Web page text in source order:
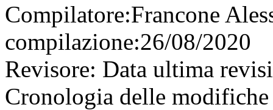
Compilatore:Francone
compilazione:26/08/2020
Revisore: Data ultima
Cronologia delle